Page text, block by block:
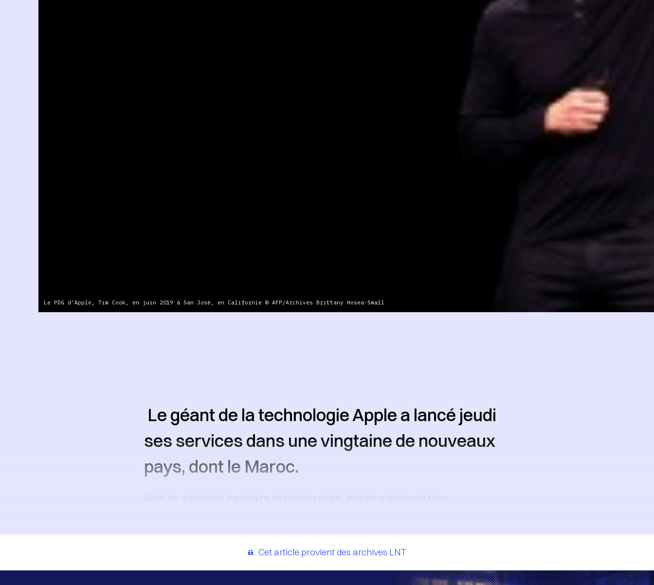
Le PDG d'Apple, Tim Cook, en juin 2019 à San José, en Californie © AFP/Archives Brittany Hosea-Small
Le géant de la technologie Apple a lancé jeudi
ses services dans une vingtaine de nouveaux
pays, dont le Maroc.
Ainsi, les utilisateurs marocains de produits Apple, dont les ordinateurs Mac,
Cet article provient des archives LNT